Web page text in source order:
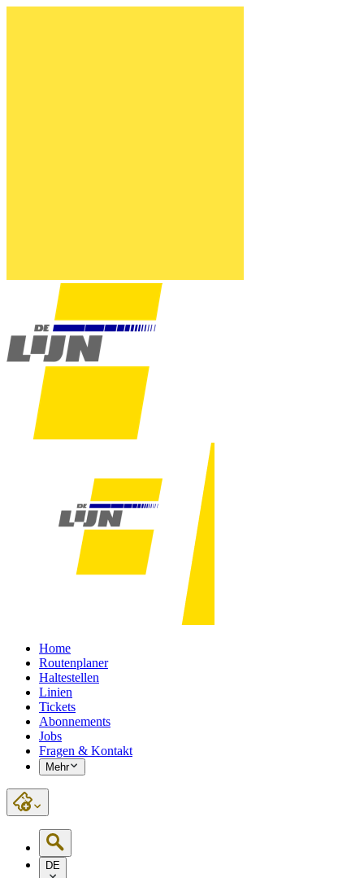
Home
Routenplaner
Haltestellen
Linien
Tickets
Abonnements
Jobs
Fragen & Kontakt
Mehr
DE